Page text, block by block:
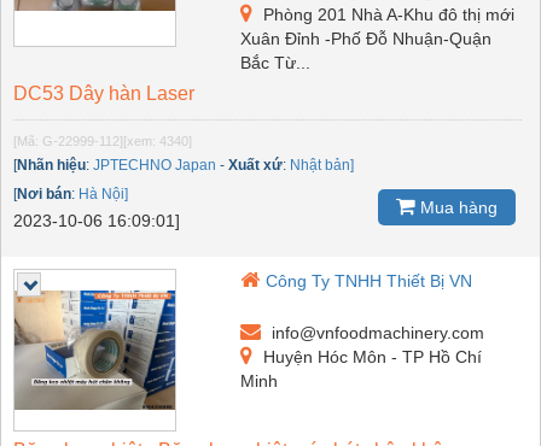
Phòng 201 Nhà A-Khu đô thị mới
Xuân Đỉnh -Phố Đỗ Nhuận-Quận
Bắc Từ...
DC53 Dây hàn Laser
[Mã: G-22999-112] [xem: 4340]
[Nhãn hiệu: JPTECHNO Japan - Xuất xứ: Nhật bản]
[Nơi bán: Hà Nội]
2023-10-06 16:09:01]
Mua hàng
Công Ty TNHH Thiết Bị VN
info@vnfoodmachinery.com
Huyện Hóc Môn - TP Hồ Chí
Minh